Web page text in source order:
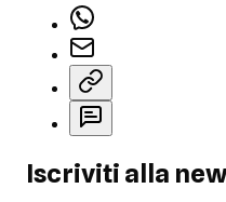
Iscriviti alla